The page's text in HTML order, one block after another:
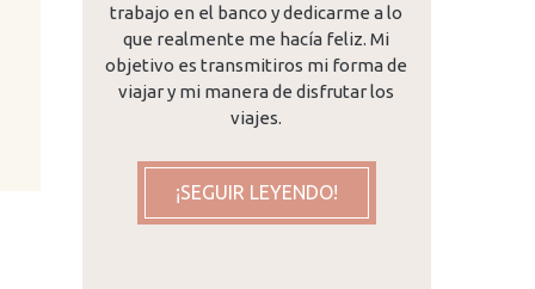
trabajo en el banco y dedicarme a lo
que realmente me hacía feliz. Mi
objetivo es transmitiros mi forma de
viajar y mi manera de disfrutar los
viajes.
¡SEGUIR LEYENDO!